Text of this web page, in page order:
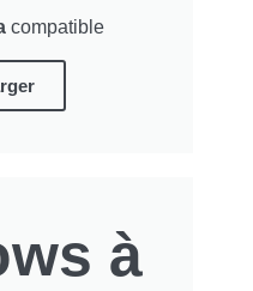
compatible
à